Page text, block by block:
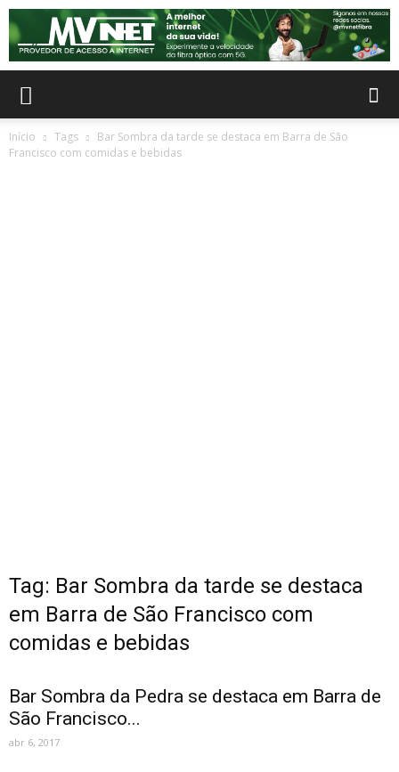
Início Tags
Bar Sombra da tarde se destaca em Barra de São
Francisco com comidas e bebidas
Tag: Bar Sombra da tarde se destaca
em Barra de São Francisco com
comidas e bebidas
Bar Sombra da Pedra se destaca em Barra de
São Francisco...
abr 6, 2017